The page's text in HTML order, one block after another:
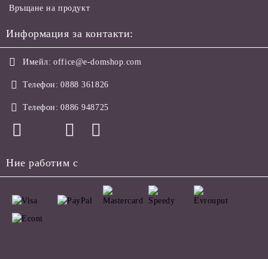
Връщане на продукт
Информация за контакти:
Имейл: office@e-domshop.com
Телефон: 0888 361826
Телефон: 0886 948725
Ние работим с